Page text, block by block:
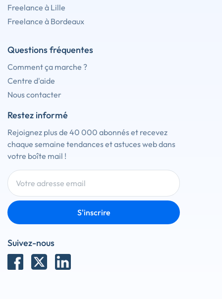
Freelance à Lille
Freelance à Bordeaux
Questions fréquentes
Comment ça marche ?
Centre d'aide
Nous contacter
Restez informé
Rejoignez plus de 40 000 abonnés et recevez
chaque semaine tendances et astuces web dans
votre boîte mail !
S'inscrire
Suivez-nous